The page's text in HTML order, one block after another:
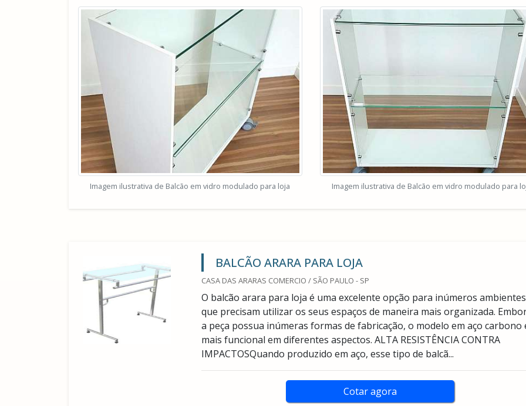
Imagem ilustrativa de Balcão em vidro modulado para loja Imagem ilustrativa de Balcão em vidro modulado para
BALCÃO ARARA PARA LOJA
CASA DAS ARARAS COMERCIO / SÃO PAULO - SP
O balcão arara para loja é uma excelente opção para inúmeros ambientes
que precisam utilizar os seus espaços de maneira mais organizada.
a peça possua inúmeras formas de fabricação, o modelo em aço carbono
mais funcional em diferentes aspectos. ALTA RESISTÊNCIA CONTRA
IMPACTOSQuando produzido em aço, esse tipo de balcã...
Cotar agora